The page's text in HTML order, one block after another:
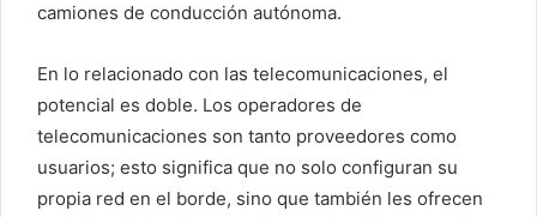
camiones de conducción autónoma.
En lo relacionado con las telecomunicaciones, el
potencial es doble. Los operadores de
telecomunicaciones son tanto proveedores como
usuarios; esto significa que no solo configuran su
propia red en el borde, sino que también les ofrecen